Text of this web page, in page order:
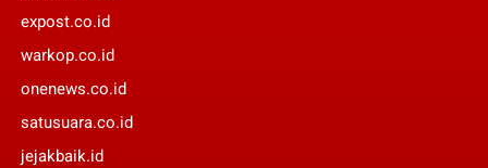
expost.co.id
warkop.co.id
onenews.co.id
satusuara.co.id
jejakbaik.id